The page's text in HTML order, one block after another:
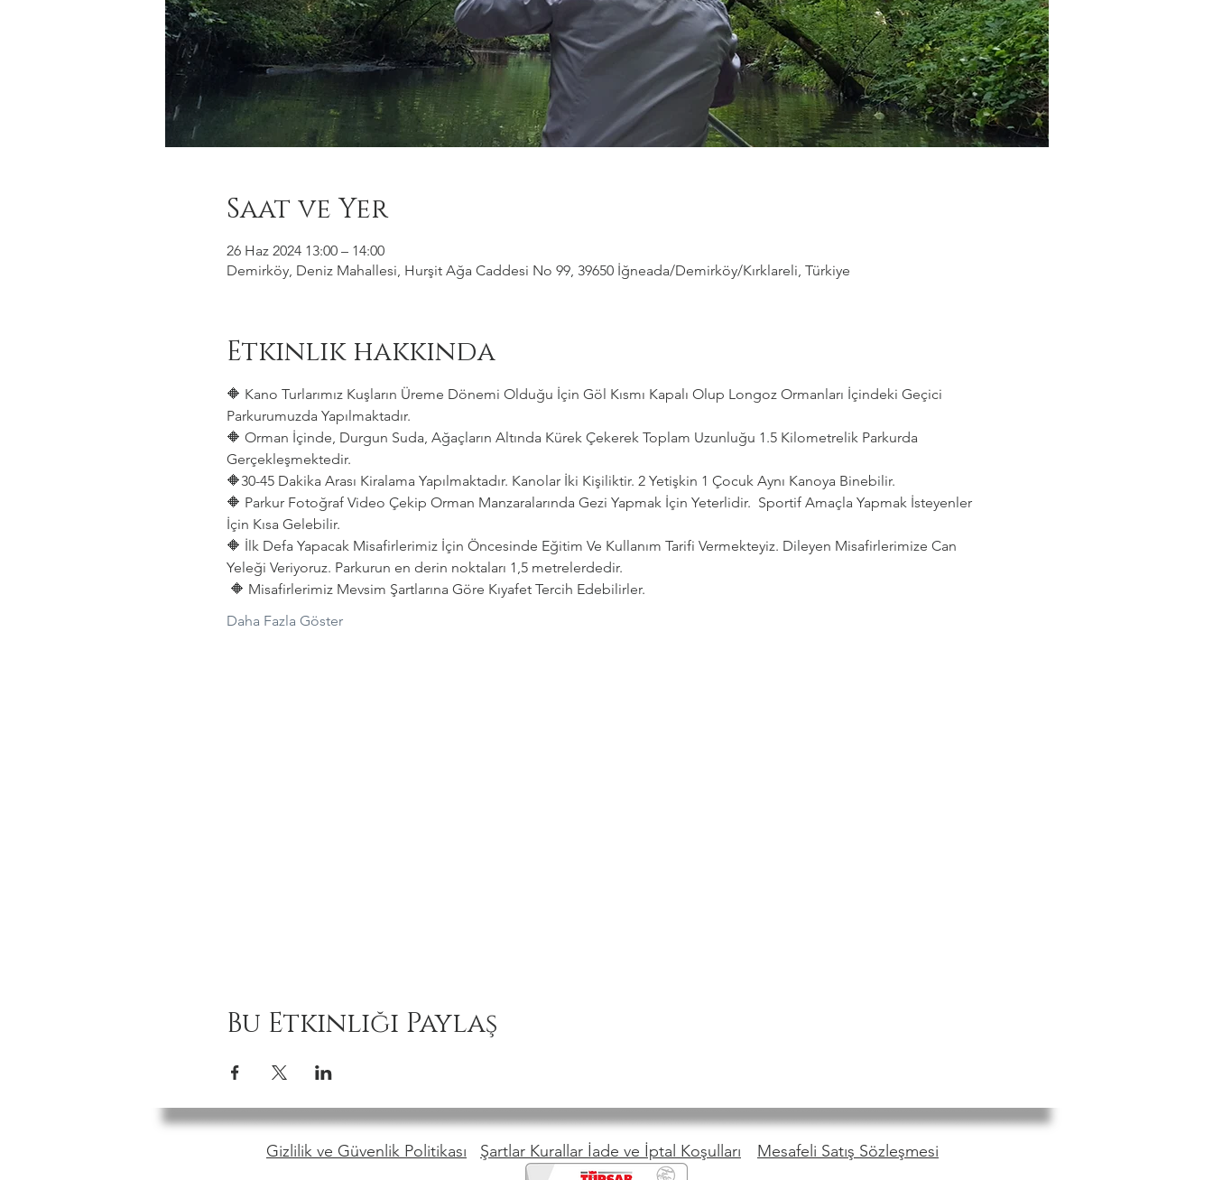
Saat ve Yer
26 Haz 2024 13:00 – 14:00
Demirköy, Deniz Mahallesi, Hurşit Ağa Caddesi No 99, 39650 İğneada/Demirköy/Kırklareli, Türkiye
Etkinlik hakkında
🔶 Kano Turlarımız Kuşların Üreme Dönemi Olduğu İçin Göl Kısmı Kapalı Olup Longoz Ormanları İçindeki Geçici
Parkurumuzda Yapılmaktadır.
🔶 Orman İçinde, Durgun Suda, Ağaçların Altında Kürek Çekerek Toplam Uzunluğu 1.5 Kilometrelik Parkurda
Gerçekleşmektedir.
🔶30-45 Dakika Arası Kiralama Yapılmaktadır. Kanolar İki Kişiliktir. 2 Yetişkin 1 Çocuk Aynı Kanoya Binebilir.
🔶 Parkur Fotoğraf Video Çekip Orman Manzaralarında Gezi Yapmak İçin Yeterlidir.  Sportif Amaçla Yapmak İsteyenler
İçin Kısa Gelebilir.
🔶 İlk Defa Yapacak Misafirlerimiz İçin Öncesinde Eğitim Ve Kullanım Tarifi Vermekteyiz. Dileyen Misafirlerimize Can
Yeleği Veriyoruz. Parkurun en derin noktaları 1,5 metrelerdedir.
🔶 Misafirlerimiz Mevsim Şartlarına Göre Kıyafet Tercih Edebilirler.
Daha Fazla Göster
Bu Etkinliği Paylaş
Gizlilik ve Güvenlik Politikası Şartlar Kurallar İade ve İptal Koşulları Mesafeli Satış Sözleşmesi